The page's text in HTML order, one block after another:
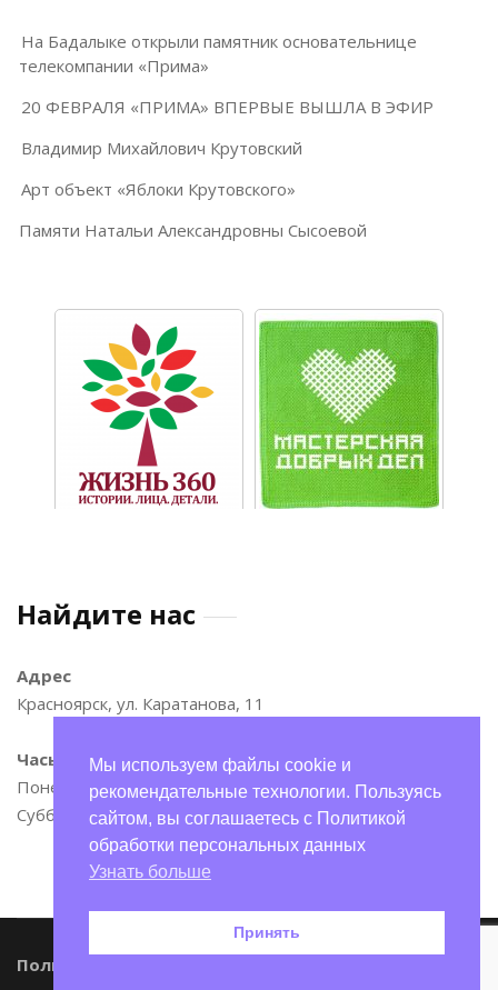
На Бадалыке открыли памятник основательнице
телекомпании «Прима»
20 ФЕВРАЛЯ «ПРИМА» ВПЕРВЫЕ ВЫШЛА В ЭФИР
Владимир Михайлович Крутовский
Арт объект «Яблоки Крутовского»
Памяти Натальи Александровны Сысоевой
Найдите нас
Адрес
Красноярск, ул. Каратанова, 11
Часы
Понедельник—пятница: 9:00–17:00
Суббота и воскресенье: 11:00–15:00
Политика конфиденциальности
Обратный звонок
Мы используем файлы cookie и
рекомендательные технологии. Пользуясь
сайтом, вы соглашаетесь с Политикой
обработки персональных данных
Узнать больше
Принять